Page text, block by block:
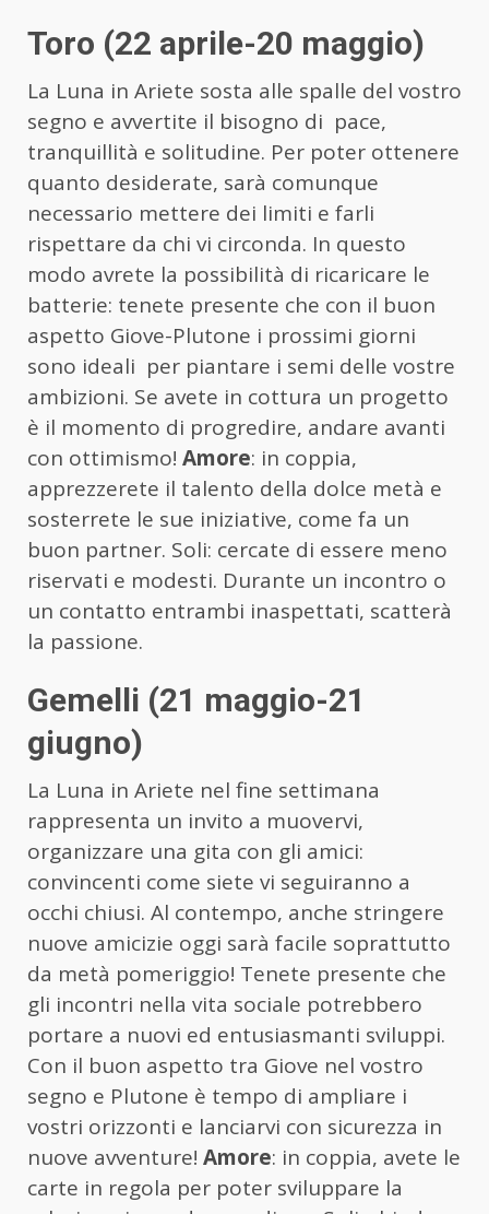
Toro (22 aprile-20 maggio)
La Luna in Ariete sosta alle spalle del vostro
segno e avvertite il bisogno di pace,
tranquillità e solitudine. Per poter ottenere
quanto desiderate, sarà comunque
necessario mettere dei limiti e farli
rispettare da chi vi circonda. In questo
modo avrete la possibilità di ricaricare le
batterie: tenete presente che con il buon
aspetto Giove-Plutone i prossimi giorni
sono ideali per piantare i semi delle vostre
ambizioni. Se avete in cottura un progetto
è il momento di progredire, andare avanti
con ottimismo! Amore: in coppia,
apprezzerete il talento della dolce metà e
sosterrete le sue iniziative, come fa un
buon partner. Soli: cercate di essere meno
riservati e modesti. Durante un incontro o
un contatto entrambi inaspettati, scatterà
la passione.
Gemelli (21 maggio-21
giugno)
La Luna in Ariete nel fine settimana
rappresenta un invito a muovervi,
organizzare una gita con gli amici:
convincenti come siete vi seguiranno a
occhi chiusi. Al contempo, anche stringere
nuove amicizie oggi sarà facile soprattutto
da metà pomeriggio! Tenete presente che
gli incontri nella vita sociale potrebbero
portare a nuovi ed entusiasmanti sviluppi.
Con il buon aspetto tra Giove nel vostro
segno e Plutone è tempo di ampliare i
vostri orizzonti e lanciarvi con sicurezza in
nuove avventure! Amore: in coppia, avete le
carte in regola per poter sviluppare la